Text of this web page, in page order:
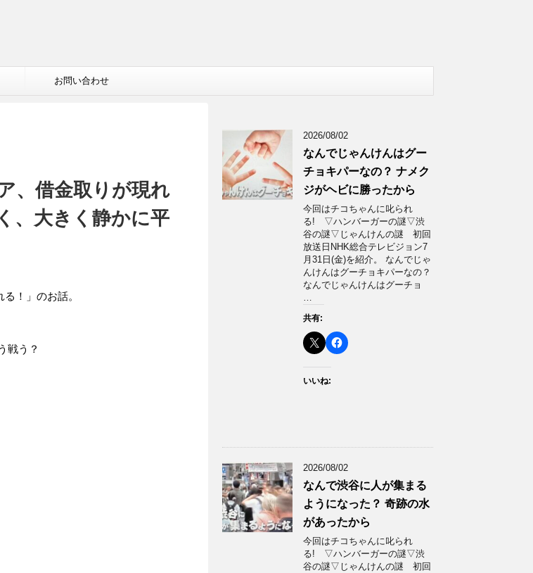
お問い合わせ
、借金取りが現れ
、大きく静かに平
！」のお話。
戦う？
2026/08/02
なんでじゃんけんはグー
チョキパーなの？ ナメク
ジがヘビに勝ったから
今回はチコちゃんに叱られ
る! ▽ハンバーガーの謎▽渋
谷の謎▽じゃんけんの謎 初回
放送日NHK総合テレビジョン7
月31日(金)を紹介。 なんでじゃ
んけんはグーチョキパーなの？
なんでじゃんけんはグーチョ
…
共有:
いいね:
2026/08/02
なんで渋谷に人が集まる
ようになった？ 奇跡の水
があったから
今回はチコちゃんに叱られ
る! ▽ハンバーガーの謎▽渋
谷の謎▽じゃんけんの謎 初回